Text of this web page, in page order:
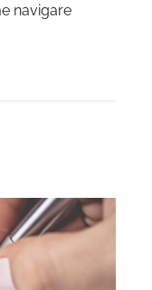
navigare